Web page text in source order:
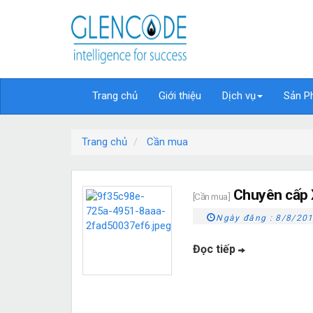
Trang chủ Giới thiệu Dịch vụ Sản
Trang chủ Cần mua
[Cần mua] Chuyên cấp
Ngày đăng : 8/8/
Đọc tiếp